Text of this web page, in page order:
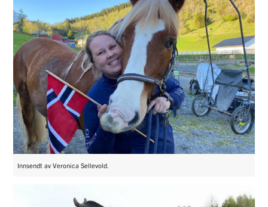
Innsendt av Veronica Sellevold.